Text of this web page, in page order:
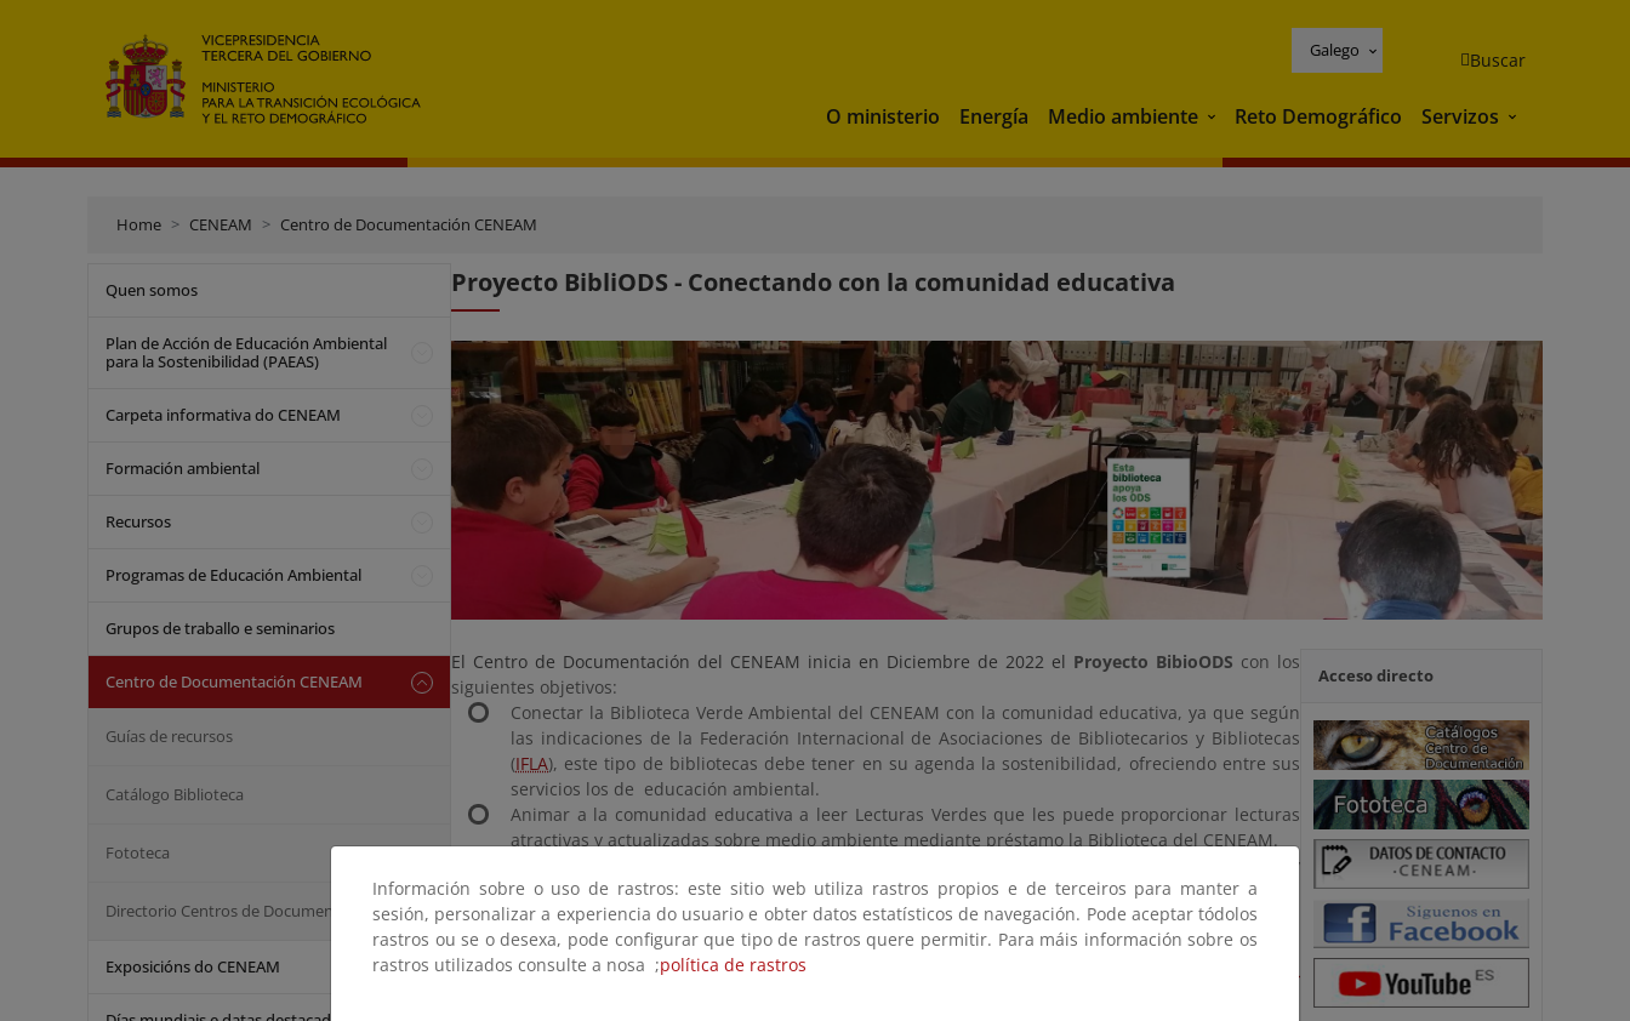
Galego Buscar
O ministerio Energía Medio ambiente Medio ambiente
Reto Demográfico Servizos Servizos
Home CENEAM Centro de Documentación CENEAM
Quen somos
Plan de Acción de Educación Ambiental
para la Sostenibilidad (PAEAS)
Carpeta informativa do CENEAM
Formación ambiental
Recursos
Programas de Educación Ambiental
Grupos de traballo e seminarios
Centro de Documentación CENEAM
Guías de recursos
Catálogo Biblioteca
Fototeca
Directorio Centros de Documentación
Exposicións do CENEAM
Proyecto BibliODS - Conectando con la comunidad educativa
El Centro de Documentación del CENEAM inicia en Diciembre de 2022 el Proyecto BibioODS con los
siguientes objetivos:
Conectar la Biblioteca Verde Ambiental del CENEAM con la comunidad educativa, ya que según
las indicaciones de la Federación Internacional de Asociaciones de Bibliotecarios y Bibliotecas
(IFLA), este tipo de bibliotecas debe tener en su agenda la sostenibilidad, ofreciendo entre sus
servicios los de educación ambiental.
Animar a la comunidad educativa a leer Lecturas Verdes que les puede proporcionar lecturas
atractivas y actualizadas sobre medio ambiente mediante préstamo la Biblioteca del CENEAM.
Acercar a la comunidad educativa a la Biblioteca del CENEAM: un espacio abierto, inclusivo y
gratuito.
Difundir y potenciar los Objetivos de Desarrollo Sostenible de la Agenda 2030.
Este proyecto está incluida en nuestroPlan de Acción de Educación Ambiental para la Sostenibilidad
Acceso directo
Información sobre o uso de rastros: este sitio web utiliza rastros propios e de terceiros para manter a
sesión, personalizar a experiencia do usuario e obter datos estatísticos de navegación. Pode aceptar tódolos
rastros ou se o desexa, pode configurar que tipo de rastros quere permitir. Para máis información sobre os
rastros utilizados consulte a nosa ;política de rastros